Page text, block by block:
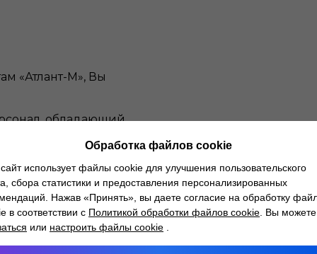
«Атлант-М», Вы
обладающий
всей линейки
инструмент и
сведения поршней
тормозом EPB).
надежные
а также
Обработка файлов cookie
использует файлы cookie для улучшения пользовательского
сбора статистики и предоставления персонализированных
Нажав «Принять», вы даете согласие на обработку
в соответствии с Политикой обработки файлов cookie . Вы можете
или настроить файлы cookie